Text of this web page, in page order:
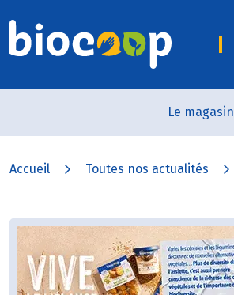
Le magasin
Accueil Toutes nos actualités